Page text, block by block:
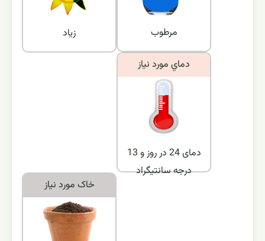
زیاد مرطوب
دماي مورد نياز
دمای 24 در روز و 13
درجه سانتیگراد
خاک مورد نياز